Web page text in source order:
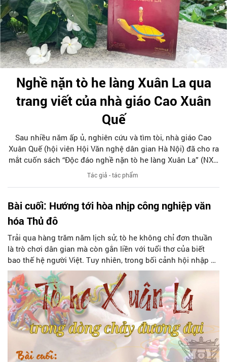
Nghề nặn tò he làng Xuân La qua
trang viết của nhà giáo Cao Xuân
Quế
Sau nhiều năm ấp ủ, nghiên cứu và tìm tòi, nhà giáo Cao
Xuân Quế (hội viên Hội Văn nghệ dân gian Hà Nội) đã cho ra
mắt cuốn sách “Độc đáo nghề nặn tò he làng Xuân La” (NXB
Lao động, 2026). Với dung lượng 152 trang, cuốn sách phác
họa tương đối đầy đủ diện mạo nghề nặn tò he của làng
đó góp phần lưu giữ những giá trị đặc sắc của một nghề
truyền thống trên mảnh đất Kinh kỳ.
Tác giả - tác phẩm
Bài cuối: Hướng tới hòa nhịp công nghiệp văn
hóa Thủ đô
Trải qua hàng trăm năm lịch sử, tò he không chỉ đơn thuần
là trò chơi dân gian mà còn gắn liền với tuổi thơ của biết
bao thế hệ người Việt. Tuy nhiên, trong bối cảnh hội nhập và
phát triển mạnh mẽ của ngành công nghiệp văn hóa hiện
đại, làng nghề Tò he Xuân La đang đứng trước những thách
thức lớn trong việc bảo tồn và phát triển, đặt ra bài toán làm
thế nào để hòa nhịp vào sự phát triển công nghiệp văn hóa
của Thủ đô mà vẫn giữ gìn được bản sắc văn hóa truyền
thống.